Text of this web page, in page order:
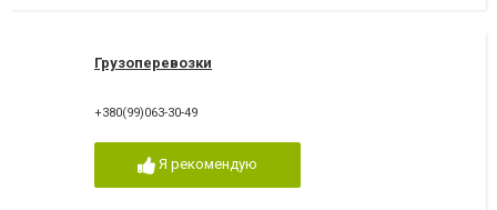
Грузоперевозки
+380(99)063-30-49
Я рекомендую